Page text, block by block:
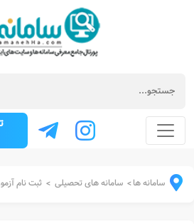
سامانه ها> سامانه های تحصیلی > ثبت نام